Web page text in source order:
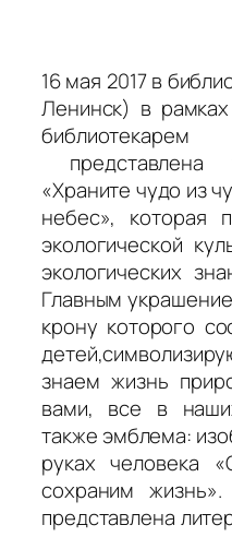
16 мая 2017 в
Ленинск) в
представлена
«Храните чудо из
небес», которая
экологической
экологических
Главным
крону которого
знаем жизнь
вами, все в
также эмблема:
руках человека
сохраним
представлена